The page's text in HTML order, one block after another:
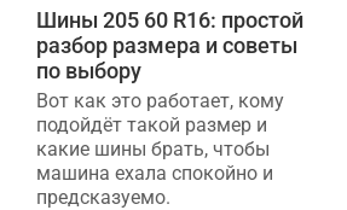
Шины 205 60 R16: простой
разбор размера и советы
по выбору
Вот как это работает, кому
подойдёт такой размер и
какие шины брать, чтобы
машина ехала спокойно и
предсказуемо.